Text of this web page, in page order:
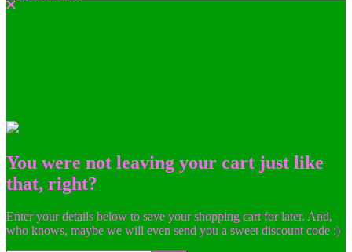
You were not leaving your cart just like
that, right?
Enter your details below to save your shopping cart for later. And,
who knows, maybe we will even send you a sweet discount code :)